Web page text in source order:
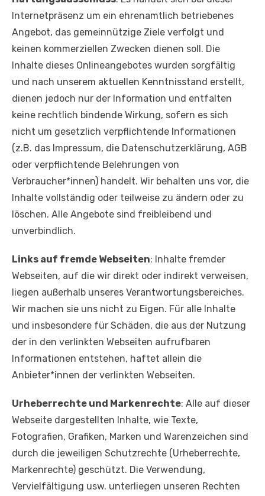
Internetpräsenz um ein ehrenamtlich betriebenes
Angebot, das gemeinnützige Ziele verfolgt und
keinen kommerziellen Zwecken dienen soll. Die
Inhalte dieses Onlineangebotes wurden sorgfältig
und nach unserem aktuellen Kenntnisstand erstellt,
dienen jedoch nur der Information und entfalten
keine rechtlich bindende Wirkung, sofern es sich
nicht um gesetzlich verpflichtende Informationen
(z.B. das Impressum, die Datenschutzerklärung, AGB
oder verpflichtende Belehrungen von
Verbraucher*innen) handelt. Wir behalten uns vor, die
Inhalte vollständig oder teilweise zu ändern oder zu
löschen. Alle Angebote sind freibleibend und
unverbindlich.
Links auf fremde Webseiten: Inhalte fremder
Webseiten, auf die wir direkt oder indirekt verweisen,
liegen außerhalb unseres Verantwortungsbereiches.
Wir machen sie uns nicht zu Eigen. Für alle Inhalte
und insbesondere für Schäden, die aus der Nutzung
der in den verlinkten Webseiten aufrufbaren
Informationen entstehen, haftet allein die
Anbieter*innen der verlinkten Webseiten.
Urheberrechte und Markenrechte: Alle auf dieser
Webseite dargestellten Inhalte, wie Texte,
Fotografien, Grafiken, Marken und Warenzeichen sind
durch die jeweiligen Schutzrechte (Urheberrechte,
Markenrechte) geschützt. Die Verwendung,
Vervielfältigung usw. unterliegen unseren Rechten